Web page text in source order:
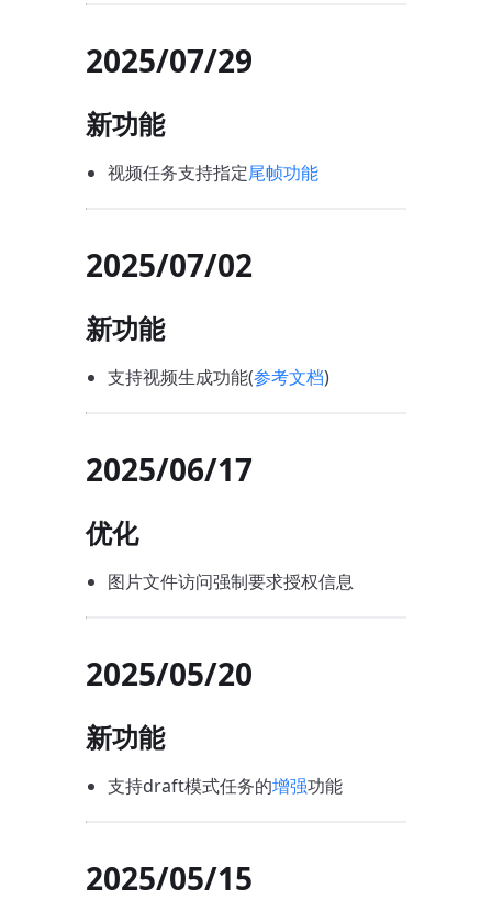
2025/07/29
新功能
视频任务支持指定尾帧功能
2025/07/02
新功能
支持视频生成功能(参考文档)
2025/06/17
优化
图片文件访问强制要求授权信息
2025/05/20
新功能
支持draft模式任务的增强功能
2025/05/15